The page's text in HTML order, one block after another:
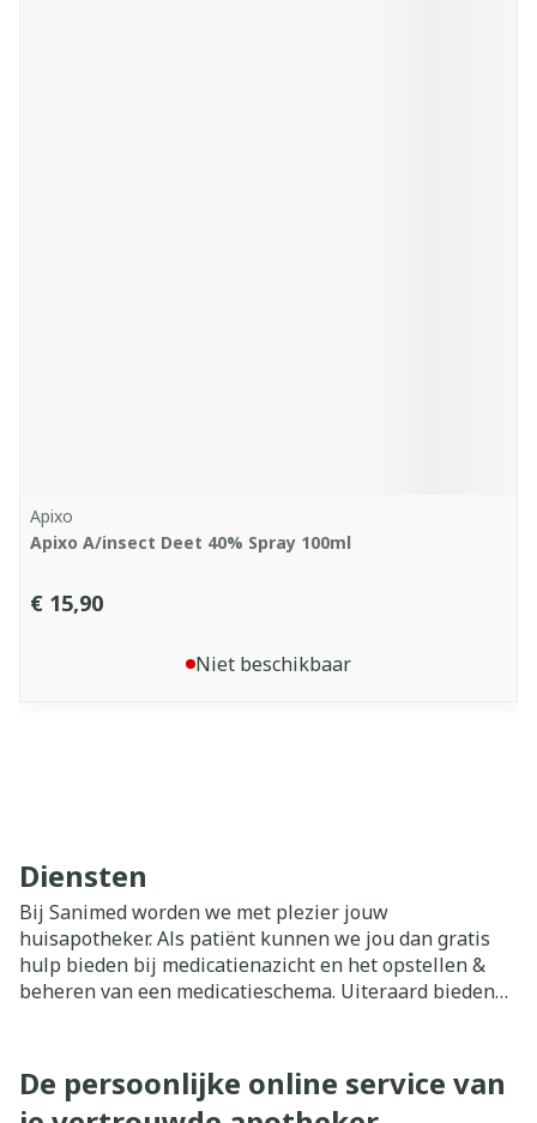
Apixo
Apixo A/insect Deet 40% Spray 100ml
€ 15,90
Niet beschikbaar
Diensten
Bij Sanimed worden we met plezier jouw
huisapotheker. Als patiënt kunnen we jou dan gratis
hulp bieden bij medicatienazicht en het opstellen &
beheren van een medicatieschema. Uiteraard bieden
samen met je arts of andere zorgverleners.
De persoonlijke online service van